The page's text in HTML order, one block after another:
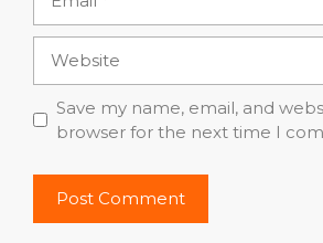
Save my name, email, and
browser for the next time I